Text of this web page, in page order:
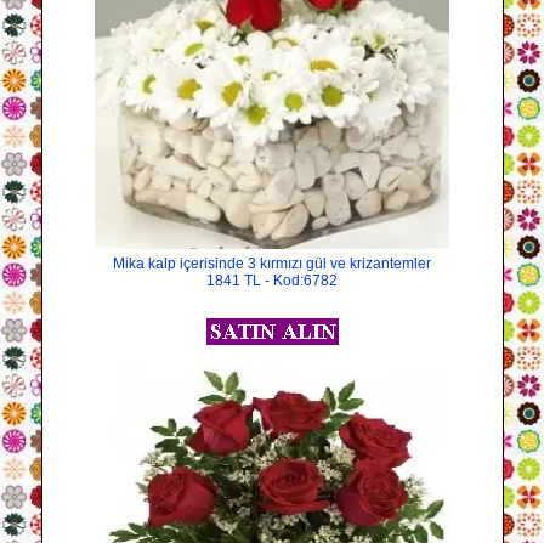
Mika kalp içerisinde 3 kırmızı gül ve krizantemler
1841 TL - Kod:6782